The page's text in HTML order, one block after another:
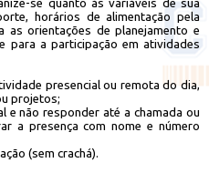
se quanto às variáveis de sua
horários de alimentação pela
as orientações de planejamento e
para a participação em atividades
presencial ou remota do dia,
projetos;
e não responder até a chamada ou
a presença com nome e número
(sem crachá).